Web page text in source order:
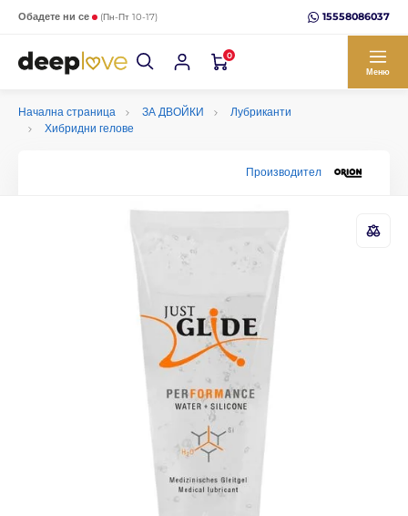
Обадете ни се (Пн-Пт 10-17) 15558086037
0
Меню
Начална страница ЗА ДВОЙКИ
Лубриканти
Хибридни гелове
Производител